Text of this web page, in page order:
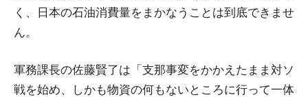
く、日本の石油消費量をまかなうことは到底できませ
ん。
軍務課長の佐藤賢了は「支那事変をかかえたまま対ソ
戦を始め、しかも物資の何もないところに行って一体